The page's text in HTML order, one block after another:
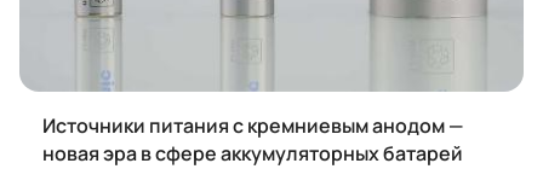
Источники питания с кремниевым анодом —
новая эра в сфере аккумуляторных батарей